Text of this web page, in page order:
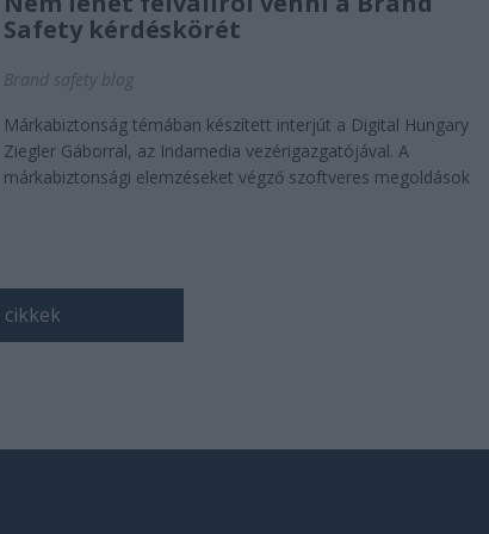
Safety kérdéskörét
Brand safety blog
Márkabiztonság témában készített interjút a Digital Hungary
Ziegler Gáborral, az Indamedia vezérigazgatójával. A
márkabiztonsági elemzéseket végző szoftveres megoldások